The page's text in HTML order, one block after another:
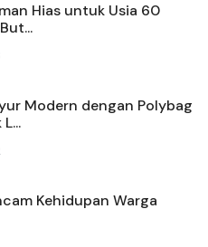
Hias untuk Usia 60
Modern dengan Polybag
Kehidupan Warga